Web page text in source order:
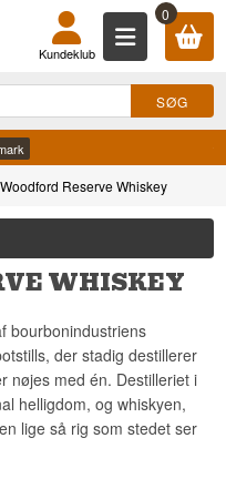
0
Kundeklub
Woodford Reserve Whiskey
WHISKEY
bourbonindustriens
der stadig destillerer
nøjes med én. Destilleriet i
helligdom, og whiskyen,
lige så rig som stedet ser